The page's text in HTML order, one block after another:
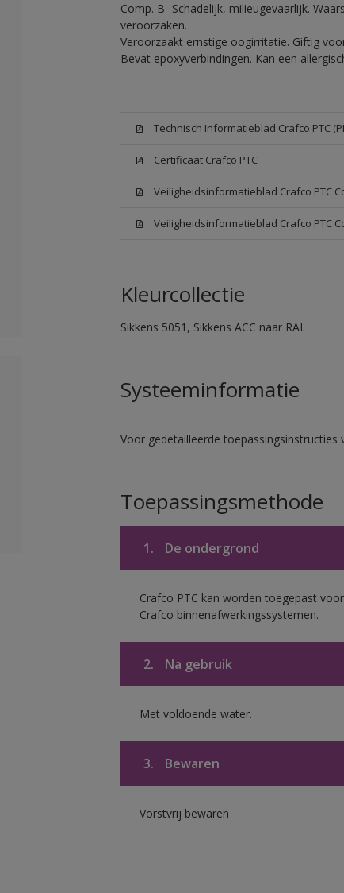
Comp. B- Schadelijk, milieugevaarlijk.
veroorzaken.
Veroorzaakt ernstige oogirritatie. Giftig
Bevat epoxyverbindingen. Kan een
Technisch Informatieblad Crafco PTC
Certificaat Crafco PTC
Veiligheidsinformatieblad Crafco PTC
Veiligheidsinformatieblad Crafco PTC
Kleurcollectie
Sikkens 5051, Sikkens ACC naar RAL
Systeeminformatie
Voor gedetailleerde
Toepassingsmethode
1. De ondergrond
Crafco PTC kan worden toegepast
Crafco binnenafwerkingssystemen.
2. Na gebruik
Met voldoende water.
3. Bewaren
Vorstvrij bewaren